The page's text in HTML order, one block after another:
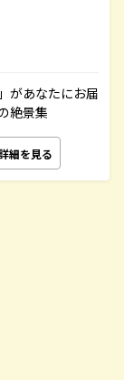
があなたにお届
絶景集
細を見る